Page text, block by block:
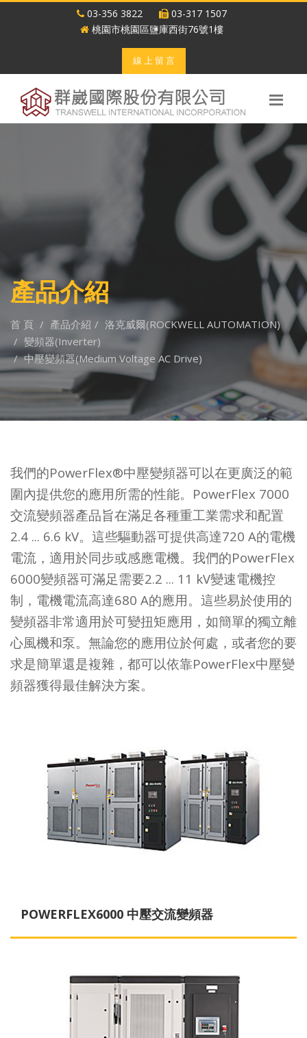
03-356 3822
03-317 1507
桃園市桃園區鹽庫西街76號1樓
線 上 留 言
產品介紹
首 頁 產品介紹
洛克威爾(ROCKWELL AUTOMATION)
變頻器(Inverter)
中壓變頻器(Medium Voltage AC Drive)
我們的PowerFlex®中壓變頻器可以在更廣泛的範
圍內提供您的應用所需的性能。PowerFlex 7000
交流變頻器產品旨在滿足各種重工業需求和配置
2.4 ... 6.6 kV。這些驅動器可提供高達720 A的電機
電流，適用於同步或感應電機。我們的PowerFlex
6000變頻器可滿足需要2.2 ... 11 kV變速電機控
制，電機電流高達680 A的應用。這些易於使用的
變頻器非常適用於可變扭矩應用，如簡單的獨立離
心風機和泵。無論您的應用位於何處，或者您的要
求是簡單還是複雜，都可以依靠PowerFlex中壓變
頻器獲得最佳解決方案。
POWERFLEX6000 中壓交流變頻器